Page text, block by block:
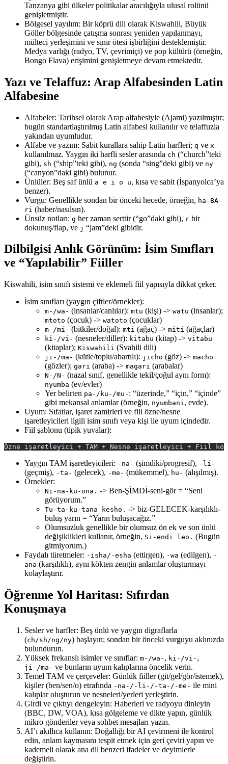
Tanzanya gibi ülkeler politikalar aracılığıyla ulusal rolünü
genişletmiştir.
Bölgesel yayılım: Bir köprü dili olarak Kiswahili, Büyük
Göller bölgesinde çatışma sonrası yeniden yapılanmayı,
mülteci yerleşimini ve sınır ötesi işbirliğini desteklemiştir.
Medya varlığı (radyo, TV, çevrimiçi) ve pop kültürü (örneğin,
Bongo Flava) erişimini genişletmeye devam etmektedir.
Yazı ve Telaffuz: Arap Alfabesinden Latin
Alfabesine
Alfabeler: Tarihsel olarak Arap alfabesiyle (Ajami) yazılmıştır;
bugün standartlaştırılmış Latin alfabesi kullanılır ve telaffuzla
yakından uyumludur.
Alfabe ve yazım: Sabit kurallara sahip Latin harfleri; q ve x
kullanılmaz. Yaygın iki harfli sesler arasında ch (“church”teki
gibi), sh (“ship”teki gibi), ng (sonda “sing”deki gibi) ve ny
(“canyon”daki gibi) bulunur.
Ünlüler: Beş saf ünlü a e i o u, kısa ve sabit (İspanyolca’ya
benzer).
Vurgu: Genellikle sondan bir önceki hecede, örneğin, ha-BA-
ri (haber/nasılsın).
Ünsüz notları: g her zaman serttir (“go”daki gibi), r bir
dokunuş/flap, ve j “jam”deki gibidir.
Dilbilgisi Anlık Görünüm: İsim Sınıfları
ve “Yapılabilir” Fiiller
Kiswahili, isim sınıfı sistemi ve eklemeli fiil yapısıyla dikkat çeker.
İsim sınıfları (yaygın çiftler/örnekler):
m-/wa- (insanlar/canlılar): mtu (kişi) -> watu (insanlar);
mtoto (çocuk) -> watoto (çocuklar)
m-/mi- (bitkiler/doğal): mti (ağaç) -> miti (ağaçlar)
ki-/vi- (nesneler/diller): kitabu (kitap) -> vitabu
(kitaplar); Kiswahili (Svahili dili)
ji-/ma- (kütle/toplu/abartılı): jicho (göz) -> macho
(gözler); gari (araba) -> magari (arabalar)
N-/N- (nazal sınıf, genellikle tekil/çoğul aynı form):
nyumba (ev/evler)
Yer belirten pa-/ku-/mu- : “üzerinde,” “için,” “içinde”
gibi mekansal anlamlar (örneğin, nyumbani, evde).
Uyum: Sıfatlar, işaret zamirleri ve fiil özne/nesne
işaretleyicileri ilgili isim sınıfı veya kişi ile uyum içindedir.
Fiil şablonu (tipik yuvalar):
Özne işaretleyici + TAM + Nesne işaretleyici + Fiil
Yaygın TAM işaretleyicileri: -na- (şimdiki/progresif), -li-
(geçmiş), -ta- (gelecek), -me- (mükemmel), hu- (alışılmış).
Örnekler:
Ni-na-ku-ona. -> Ben-ŞİMDİ-seni-gör = “Seni
görüyorum.”
Tu-ta-ku-tana kesho. -> biz-GELECEK-karşılıklı-
buluş yarın = “Yarın buluşacağız.”
Olumsuzluk genellikle bir olumsuz ön ek ve son ünlü
değişiklikleri kullanır, örneğin, Si-endi leo. (Bugün
gitmiyorum.)
Faydalı türetmeler: -isha/-esha (ettirgen), -wa (edilgen), -
ana (karşılıklı), aynı kökten zengin anlamlar oluşturmayı
kolaylaştırır.
Öğrenme Yol Haritası: Sıfırdan
Konuşmaya
Sesler ve harfler: Beş ünlü ve yaygın digraflarla
(ch/sh/ng/ny) başlayın; sondan bir önceki vurguyu aklınızda
bulundurun.
Yüksek frekanslı isimler ve sınıflar: m-/wa- , ki-/vi- ,
ji-/ma- ve bunların uyum kalıplarına öncelik verin.
Temel TAM ve çerçeveler: Günlük fiiller (git/gel/gör/istemek),
kişiler (ben/sen/o) etrafında -na-/-li-/-ta-/-me- ile mini
kalıplar oluşturun ve nesneleri/yerleri yerleştirin.
Girdi ve çıktıyı dengeleyin: Haberleri ve radyoyu dinleyin
(BBC, DW, VOA), kısa gölgeleme ve dikte yapın, günlük
mikro gönderiler veya sohbet mesajları yazın.
AI’ı akıllıca kullanın: Doğallığı bir AI çevirmeni ile kontrol
edin, anlam kaymasını tespit etmek için geri çeviri yapın ve
kademeli olarak ana dil benzeri ifadeler ve deyimlerle
değiştirin.